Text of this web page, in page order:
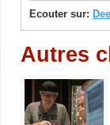
Ecouter sur:
Autres